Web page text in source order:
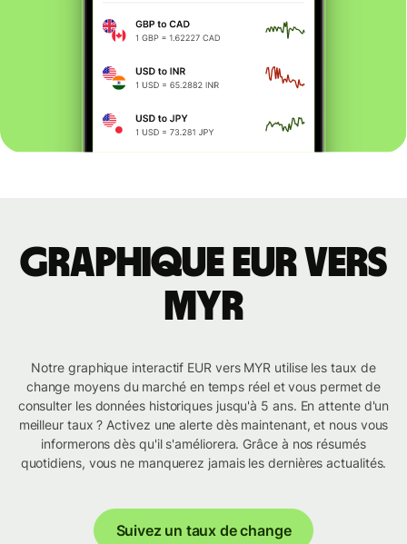
Graphique EUR vers
MYR
Notre graphique interactif EUR vers MYR utilise les taux de
change moyens du marché en temps réel et vous permet de
consulter les données historiques jusqu'à 5 ans. En attente d'un
meilleur taux ? Activez une alerte dès maintenant, et nous vous
informerons dès qu'il s'améliorera. Grâce à nos résumés
quotidiens, vous ne manquerez jamais les dernières actualités.
Suivez un taux de change